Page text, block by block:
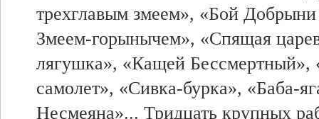
трехглавым змеем», «Бой
Змеем-горынычем», «Спящая
лягушка», «Кащей Бессмертный»,
самолет», «Сивка-бурка», «Баба-
Несмеяна»... Тридцать крупных